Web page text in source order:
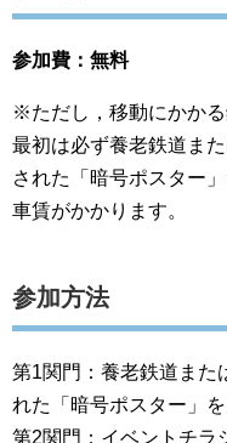
参加費：無料
※ただし，移動にかかる
最初は必ず養老鉄道ま
された「暗号ポスター
車賃がかかります。
参加方法
第1関門：養老鉄道また
れた「暗号ポスター」を
第2関門：イベントチラ